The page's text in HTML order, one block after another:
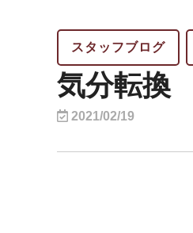
スタッフブログ
気分転換
2021/02/19